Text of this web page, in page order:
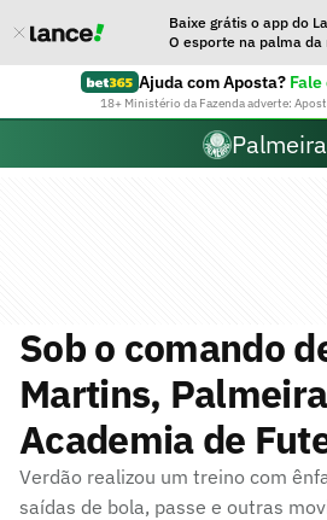
Baixe grátis o app do
O esporte na palma da
Ajuda com Aposta?
18+ Ministério da Fazenda adverte:
Sob o comando
Martins,
Academia de
Verdão realizou um treino com
saídas de bola, passe e outras